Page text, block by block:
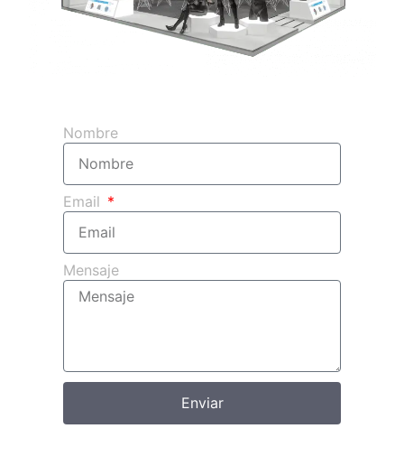
Nombre
Email
Mensaje
Enviar